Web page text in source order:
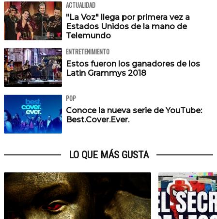
ACTUALIDAD
"La Voz" llega por primera vez a
Estados Unidos de la mano de
Telemundo
ENTRETENIMIENTO
Estos fueron los ganadores de los
Latin Grammys 2018
POP
Conoce la nueva serie de YouTube:
Best.Cover.Ever.
LO QUE MÁS GUSTA